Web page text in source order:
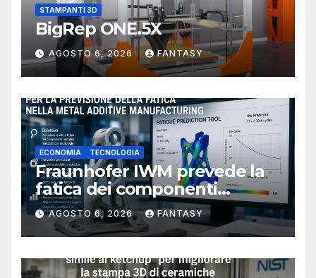
STAMPANTI 3D
BigRep ONE.5X
AGOSTO 6, 2026 FANTASY
ECONOMIA TECNOLOGIA
Fraunhofer IWM prevede la
fatica dei componenti
metallici stampati in 3D
AGOSTO 6, 2026 FANTASY